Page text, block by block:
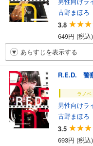
古野まほろ
3.8
649円 (税込)
あらすじを表示する
R.E.D. 警
ラノベ
男性向けラ
古野まほろ
3.5
693円 (税込)